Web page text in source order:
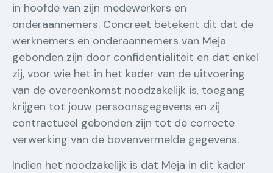
in hoofde van zijn medewerkers en
onderaannemers. Concreet betekent dit dat de
werknemers en onderaannemers van Meja
gebonden zijn door confidentialiteit en dat enkel
zij, voor wie het in het kader van de uitvoering
van de overeenkomst noodzakelijk is, toegang
krijgen tot jouw persoonsgegevens en zij
contractueel gebonden zijn tot de correcte
verwerking van de bovenvermelde gegevens.
Indien het noodzakelijk is dat Meja in dit kader